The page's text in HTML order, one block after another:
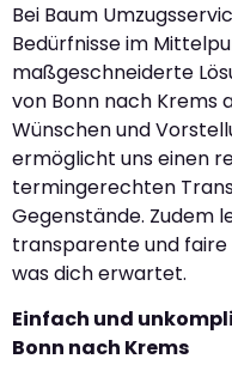
Bei Baum
Bedürfnisse im
maßgeschneiderte
von Bonn nach Krems
Wünschen und
ermöglicht uns einen
termingerechten
Gegenstände. Zudem
transparente und faire
was dich erwartet.
Einfach und
Bonn nach Krems